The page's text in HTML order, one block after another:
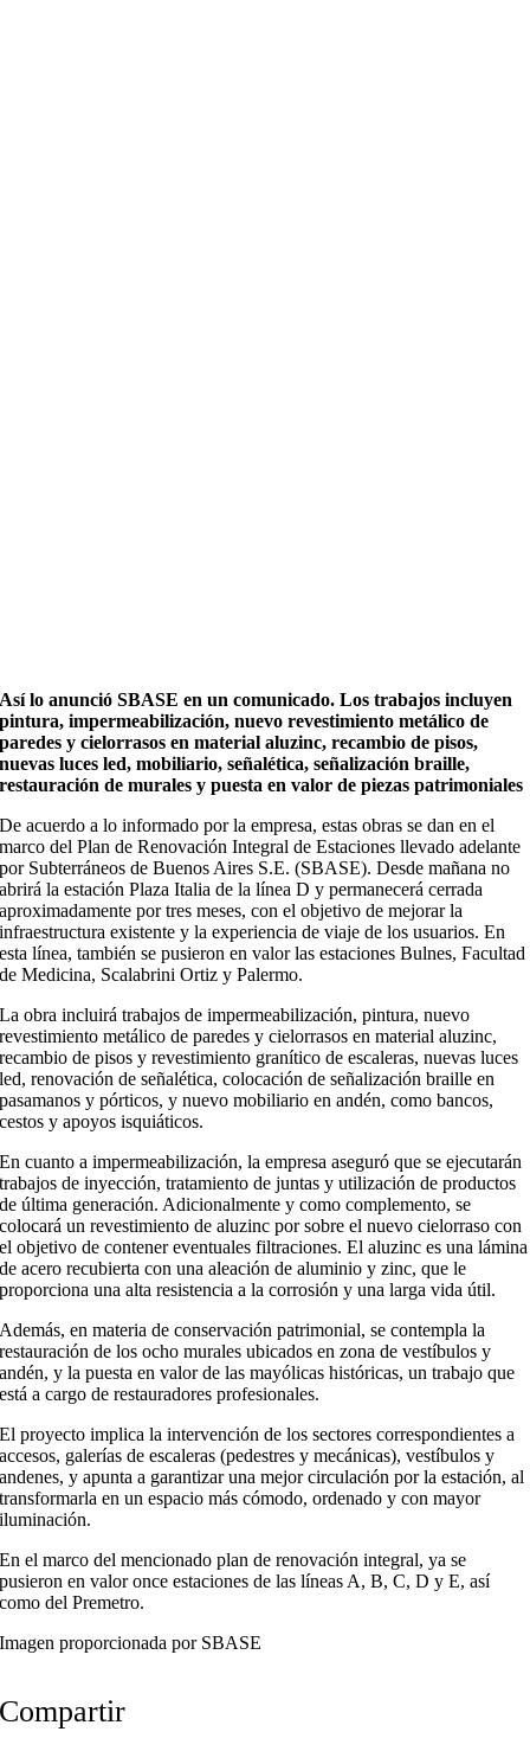
Así lo anunció SBASE en un comunicado. Los trabajos incluyen
pintura, impermeabilización, nuevo revestimiento metálico de
paredes y cielorrasos en material aluzinc, recambio de pisos,
nuevas luces led, mobiliario, señalética, señalización braille,
restauración de murales y puesta en valor de piezas patrimoniales
De acuerdo a lo informado por la empresa, estas obras se dan en el
marco del Plan de Renovación Integral de Estaciones llevado adelante
por Subterráneos de Buenos Aires S.E. (SBASE). Desde mañana no
abrirá la estación Plaza Italia de la línea D y permanecerá cerrada
aproximadamente por tres meses, con el objetivo de mejorar la
infraestructura existente y la experiencia de viaje de los usuarios. En
esta línea, también se pusieron en valor las estaciones Bulnes, Facultad
de Medicina, Scalabrini Ortiz y Palermo.
La obra incluirá trabajos de impermeabilización, pintura, nuevo
revestimiento metálico de paredes y cielorrasos en material aluzinc,
recambio de pisos y revestimiento granítico de escaleras, nuevas luces
led, renovación de señalética, colocación de señalización braille en
pasamanos y pórticos, y nuevo mobiliario en andén, como bancos,
cestos y apoyos isquiáticos.
En cuanto a impermeabilización, la empresa aseguró que se ejecutarán
trabajos de inyección, tratamiento de juntas y utilización de productos
de última generación. Adicionalmente y como complemento, se
colocará un revestimiento de aluzinc por sobre el nuevo cielorraso con
el objetivo de contener eventuales filtraciones. El aluzinc es una lámina
de acero recubierta con una aleación de aluminio y zinc, que le
proporciona una alta resistencia a la corrosión y una larga vida útil.
Además, en materia de conservación patrimonial, se contempla la
restauración de los ocho murales ubicados en zona de vestíbulos y
andén, y la puesta en valor de las mayólicas históricas, un trabajo que
está a cargo de restauradores profesionales.
El proyecto implica la intervención de los sectores correspondientes a
accesos, galerías de escaleras (pedestres y mecánicas), vestíbulos y
andenes, y apunta a garantizar una mejor circulación por la estación, al
transformarla en un espacio más cómodo, ordenado y con mayor
iluminación.
En el marco del mencionado plan de renovación integral, ya se
pusieron en valor once estaciones de las líneas A, B, C, D y E, así
como del Premetro.
Imagen proporcionada por SBASE
Compartir